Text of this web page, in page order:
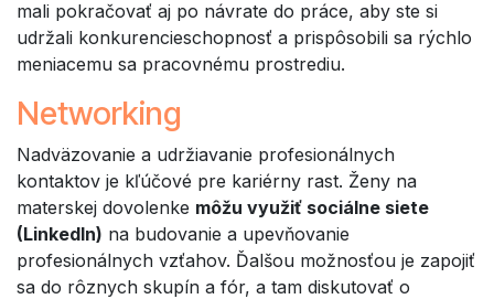
mali pokračovať aj po návrate do práce, aby ste si
udržali konkurencieschopnosť a prispôsobili sa rýchlo
meniacemu sa pracovnému prostrediu.
Networking
Nadväzovanie a udržiavanie profesionálnych
kontaktov je kľúčové pre kariérny rast. Ženy na
materskej dovolenke môžu využiť sociálne siete
(LinkedIn) na budovanie a upevňovanie
profesionálnych vzťahov. Ďalšou možnosťou je zapojiť
sa do rôznych skupín a fór, a tam diskutovať o